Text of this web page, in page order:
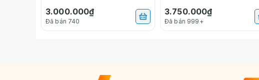
3.000.000₫
Đã bán 740
3.750.000₫
Đã bán 999+